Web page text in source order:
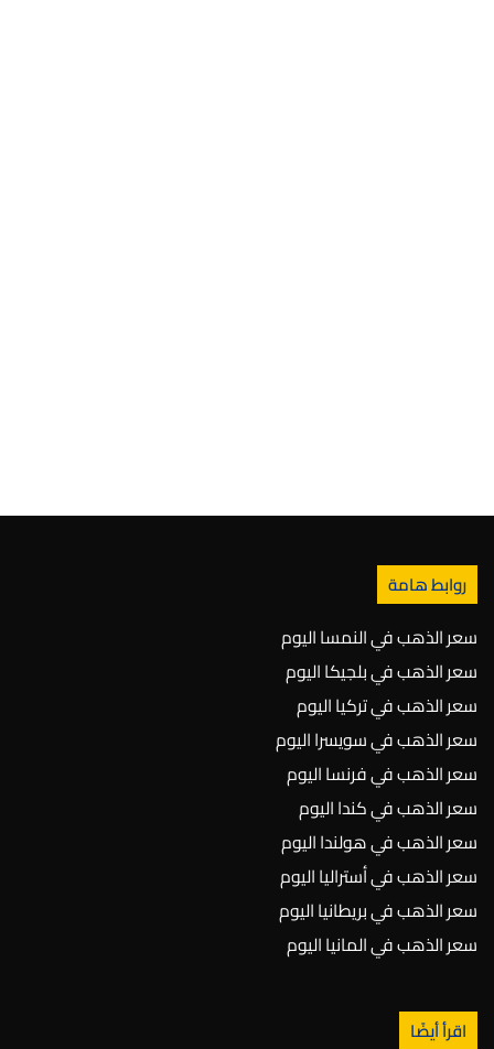
روابط هامة
سعر الذهب في النمسا اليوم
سعر الذهب في بلجيكا اليوم
سعر الذهب في تركيا اليوم
سعر الذهب في سويسرا اليوم
سعر الذهب في فرنسا اليوم
سعر الذهب في كندا اليوم
سعر الذهب في هولندا اليوم
سعر الذهب في أستراليا اليوم
سعر الذهب في بريطانيا اليوم
سعر الذهب في المانيا اليوم
اقرأ أيضًا